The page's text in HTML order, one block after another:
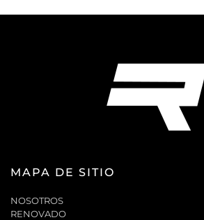
MAPA DE SITIO
NOSOTROS
RENOVADO